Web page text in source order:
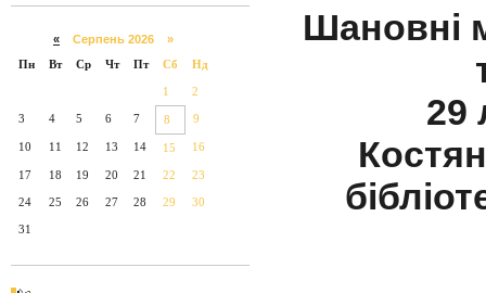
« Серпень 2026 »
Пн
Вт Ср Чт Пт Сб Нд
1 2
3 4 5 6 7 8 9
10 11 12 13 14 15 16
17 18 19 20 21 22 23
24 25 26 27 28 29 30
31
Шановні
29